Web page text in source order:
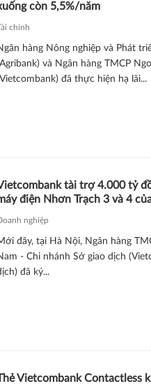
còn 5,5%/năm
chính
hàng Nông nghiệp và Phát
và Ngân hàng TMCP
đã thực hiện hạ lãi...
tài trợ 4.000 tỷ
điện Nhơn Trạch 3 và 4
nghiệp
đây, tại Hà Nội, Ngân hàng
- Chi nhánh Sở giao dịch
đã ký...
Vietcombank Contactless